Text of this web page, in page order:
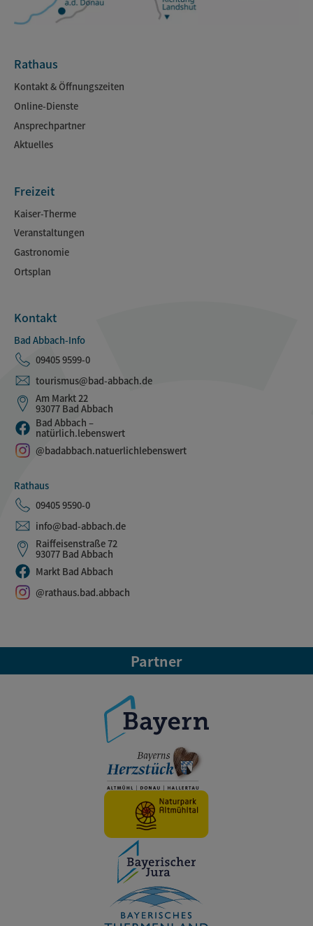
Rathaus
Kontakt & Öffnungszeiten
Online-Dienste
Ansprechpartner
Aktuelles
Freizeit
Kaiser-Therme
Veranstaltungen
Gastronomie
Ortsplan
Kontakt
Bad Abbach-Info
09405 9599-0
tourismus@bad-abbach.de
Am Markt 22
93077 Bad Abbach
Bad Abbach –
natürlich.lebenswert
@badabbach.natuerlichlebenswert
Rathaus
09405 9590-0
info@bad-abbach.de
Raiffeisenstraße 72
93077 Bad Abbach
Markt Bad Abbach
@rathaus.bad.abbach
Partner